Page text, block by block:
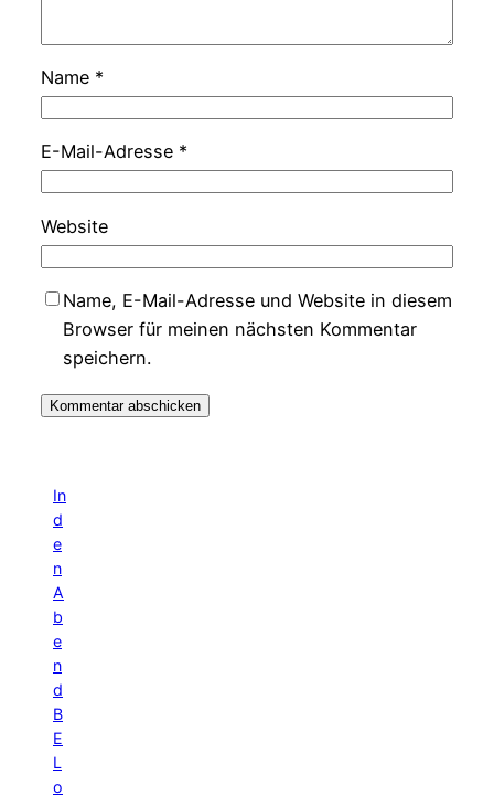
Name *
E-Mail-Adresse *
Website
Name, E-Mail-Adresse und Website in diesem
Browser für meinen nächsten Kommentar
speichern.
In
d
e
n
A
b
e
n
d
B
E
L
o